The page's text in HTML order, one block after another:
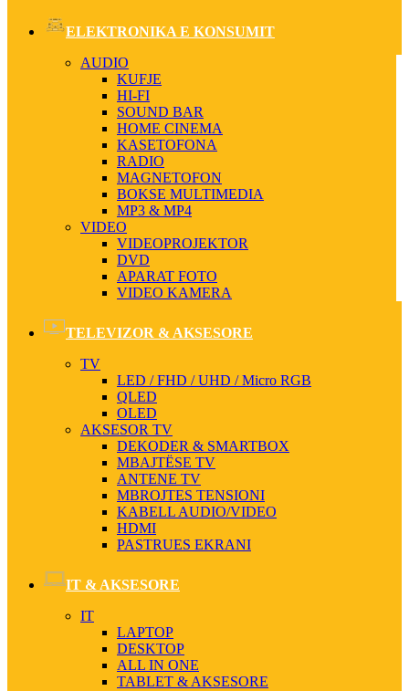
ELEKTRONIKA E KONSUMIT
AUDIO
KUFJE
HI-FI
SOUND BAR
HOME CINEMA
KASETOFONA
RADIO
MAGNETOFON
BOKSE MULTIMEDIA
MP3 & MP4
VIDEO
VIDEOPROJEKTOR
DVD
APARAT FOTO
VIDEO KAMERA
TELEVIZOR & AKSESORE
TV
LED / FHD / UHD / Micro RGB
QLED
OLED
AKSESOR TV
DEKODER & SMARTBOX
MBAJTËSE TV
ANTENE TV
MBROJTES TENSIONI
KABELL AUDIO/VIDEO
HDMI
PASTRUES EKRANI
IT & AKSESORE
IT
LAPTOP
DESKTOP
ALL IN ONE
TABLET & AKSESORE